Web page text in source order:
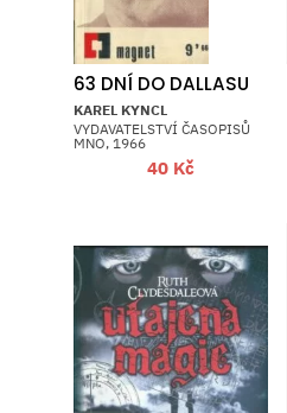
63 DNÍ DO DALLASU
KAREL KYNCL
VYDAVATELSTVÍ ČASOPISŮ
MNO, 1966
40 Kč